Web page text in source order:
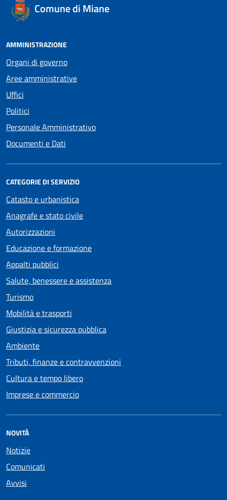
Comune di Miane
AMMINISTRAZIONE
Organi di governo
Aree amministrative
Uffici
Politici
Personale Amministrativo
Documenti e Dati
CATEGORIE DI SERVIZIO
Catasto e urbanistica
Anagrafe e stato civile
Autorizzazioni
Educazione e formazione
Appalti pubblici
Salute, benessere e assistenza
Turismo
Mobilità e trasporti
Giustizia e sicurezza pubblica
Ambiente
Tributi, finanze e contravvenzioni
Cultura e tempo libero
Imprese e commercio
NOVITÀ
Notizie
Comunicati
Avvisi